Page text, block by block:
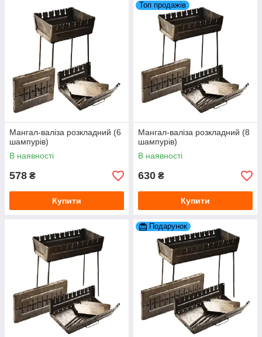
Мангал-валіза розкладний (6
шампурів)
В наявності
578 ₴
Купити
Топ продажів
Мангал-валіза розкладний (8
шампурів)
В наявності
630 ₴
Купити
Подарунок